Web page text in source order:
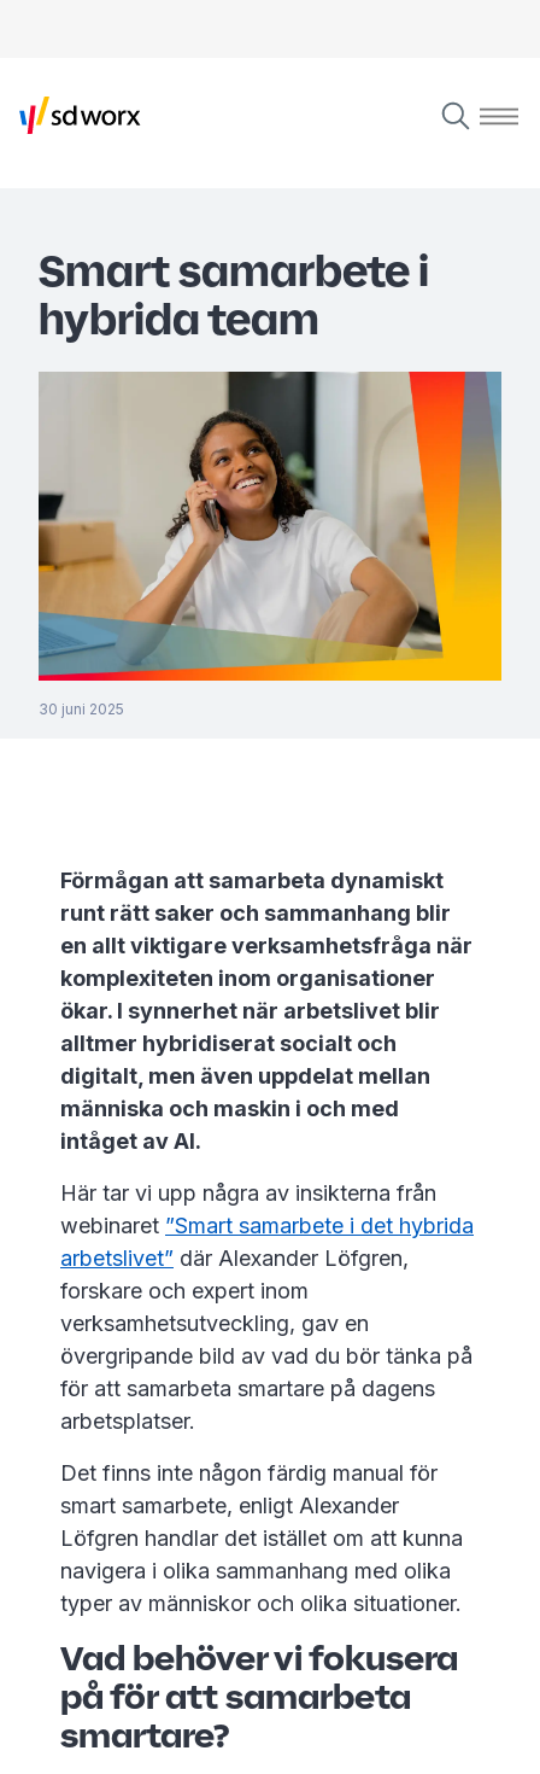
Smart samarbete i
hybrida team
30 juni 2025
Förmågan att samarbeta dynamiskt
runt rätt saker och sammanhang blir
en allt viktigare verksamhetsfråga när
komplexiteten inom organisationer
ökar. I synnerhet när arbetslivet blir
alltmer hybridiserat socialt och
digitalt, men även uppdelat mellan
människa och maskin i och med
intåget av AI.
Här tar vi upp några av insikterna från
webinaret ”Smart samarbete i det hybrida
arbetslivet” där Alexander Löfgren,
forskare och expert inom
verksamhetsutveckling, gav en
övergripande bild av vad du bör tänka på
för att samarbeta smartare på dagens
arbetsplatser.
Det finns inte någon färdig manual för
smart samarbete, enligt Alexander
Löfgren handlar det istället om att kunna
navigera i olika sammanhang med olika
typer av människor och olika situationer.
Vad behöver vi fokusera
på för att samarbeta
smartare?